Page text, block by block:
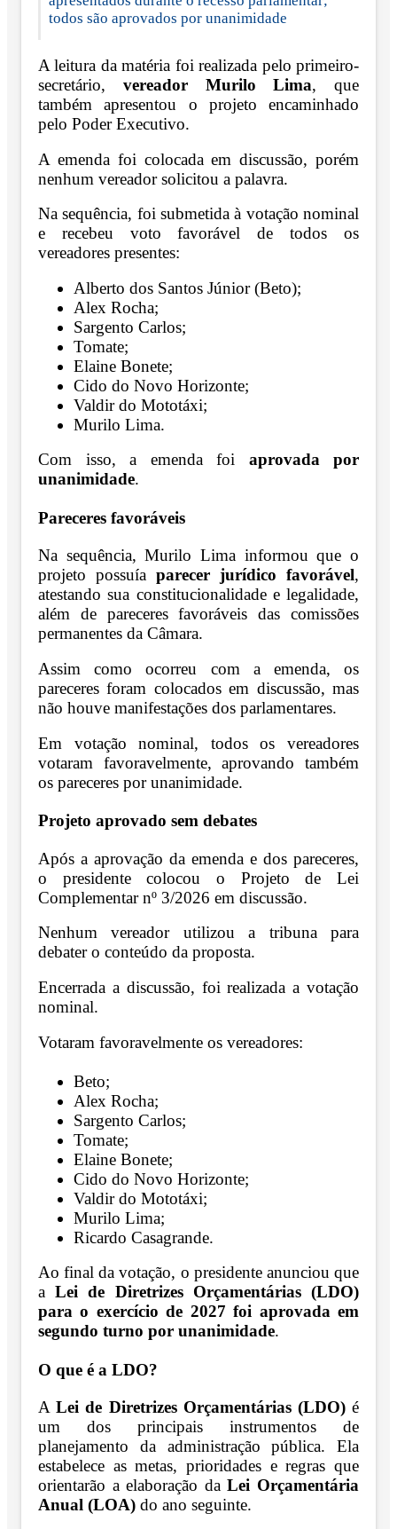
todos são aprovados por unanimidade
A leitura da matéria foi realizada pelo primeiro-
secretário, vereador Murilo Lima, que
também apresentou o projeto encaminhado
pelo Poder Executivo.
A emenda foi colocada em discussão, porém
nenhum vereador solicitou a palavra.
Na sequência, foi submetida à votação nominal
e recebeu voto favorável de todos os
vereadores presentes:
Alberto dos Santos Júnior (Beto);
Alex Rocha;
Sargento Carlos;
Tomate;
Elaine Bonete;
Cido do Novo Horizonte;
Valdir do Mototáxi;
Murilo Lima.
Com isso, a emenda foi aprovada por
unanimidade.
Pareceres favoráveis
Na sequência, Murilo Lima informou que o
projeto possuía parecer jurídico favorável,
atestando sua constitucionalidade e legalidade,
além de pareceres favoráveis das comissões
permanentes da Câmara.
Assim como ocorreu com a emenda, os
pareceres foram colocados em discussão, mas
não houve manifestações dos parlamentares.
Em votação nominal, todos os vereadores
votaram favoravelmente, aprovando também
os pareceres por unanimidade.
Projeto aprovado sem debates
Após a aprovação da emenda e dos pareceres,
o presidente colocou o Projeto de Lei
Complementar nº 3/2026 em discussão.
Nenhum vereador utilizou a tribuna para
debater o conteúdo da proposta.
Encerrada a discussão, foi realizada a votação
nominal.
Votaram favoravelmente os vereadores:
Beto;
Alex Rocha;
Sargento Carlos;
Tomate;
Elaine Bonete;
Cido do Novo Horizonte;
Valdir do Mototáxi;
Murilo Lima;
Ricardo Casagrande.
Ao final da votação, o presidente anunciou que
aLei de Diretrizes Orçamentárias (LDO)
para o exercício de 2027 foi aprovada em
segundo turno por unanimidade.
O que é a LDO?
ALei de Diretrizes Orçamentárias (LDO)é
um dos principais instrumentos de
planejamento da administração pública. Ela
estabelece as metas, prioridades e regras que
orientarão a elaboração daLei Orçamentária
Anual (LOA) do ano seguinte.